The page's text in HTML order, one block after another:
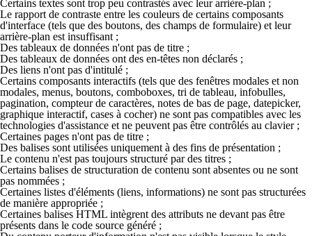
Certains textes sont trop peu contrastés avec leur arrière-plan ;
Le rapport de contraste entre les couleurs de certains composants
d'interface (tels que des boutons, des champs de formulaire) et leur
arrière-plan est insuffisant ;
Des tableaux de données n'ont pas de titre ;
Des tableaux de données ont des en-têtes non déclarés ;
Des liens n'ont pas d'intitulé ;
Certains composants interactifs (tels que des fenêtres modales et non
modales, menus, boutons, comboboxes, tri de tableau, infobulles,
pagination, compteur de caractères, notes de bas de page, datepicker,
graphique interactif, cases à cocher) ne sont pas compatibles avec les
technologies d'assistance et ne peuvent pas être contrôlés au clavier ;
Certaines pages n'ont pas de titre ;
Des balises sont utilisées uniquement à des fins de présentation ;
Le contenu n'est pas toujours structuré par des titres ;
Certains balises de structuration de contenu sont absentes ou ne sont
pas nommées ;
Certaines listes d'éléments (liens, informations) ne sont pas structurées
de manière appropriée ;
Certaines balises HTML intègrent des attributs ne devant pas être
présents dans le code source généré ;